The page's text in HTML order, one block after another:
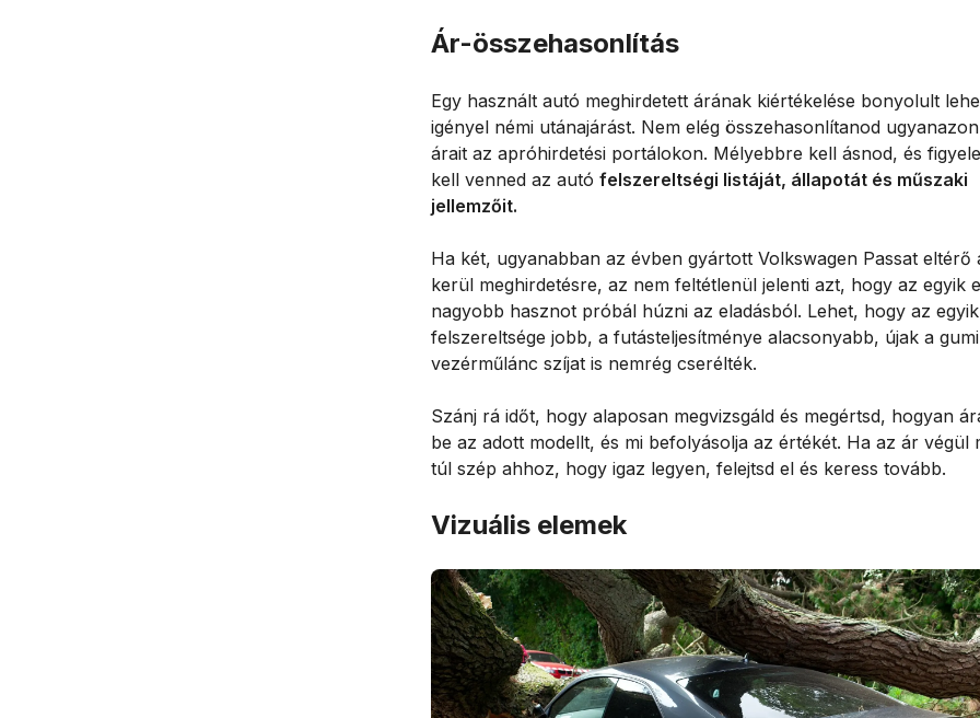
Ár-összehasonlítás
Egy használt autó meghirdetett árának kiértékelése bonyolult
igényel némi utánajárást. Nem elég összehasonlítanod
árait az apróhirdetési portálokon. Mélyebbre kell ásnod, és
kell venned az autó felszereltségi listáját, állapotát és műszaki
jellemzőit.
Ha két, ugyanabban az évben gyártott Volkswagen Passat eltérő
kerül meghirdetésre, az nem feltétlenül jelenti azt, hogy az egyik
nagyobb hasznot próbál húzni az eladásból. Lehet, hogy az
felszereltsége jobb, a futásteljesítménye alacsonyabb, újak a
vezérműlánc szíjat is nemrég cserélték.
Szánj rá időt, hogy alaposan megvizsgáld és megértsd, hogyan
be az adott modellt, és mi befolyásolja az értékét. Ha az ár végül
túl szép ahhoz, hogy igaz legyen, felejtsd el és keress tovább.
Vizuális elemek